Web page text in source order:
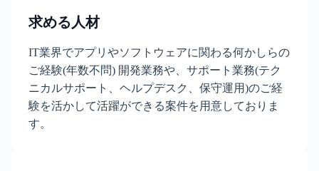
求める人材
IT業界でアプリやソフトウェアに関わる何かしらの
ご経験(年数不問) 開発業務や、サポート業務(テク
ニカルサポート、ヘルプデスク、保守運用)のご経
験を活かして活躍ができる案件を用意しておりま
す。